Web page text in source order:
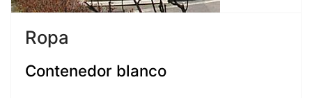
Ropa
Contenedor blanco